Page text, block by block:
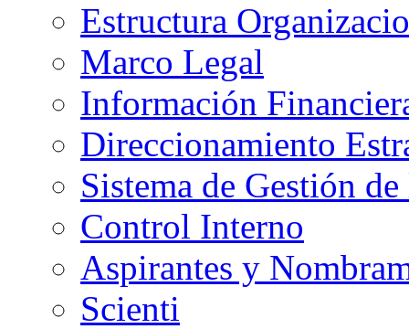
Estructura
Marco Legal
Información
Direccionamiento
Sistema de Gestión
Control Interno
Aspirantes y
Scienti